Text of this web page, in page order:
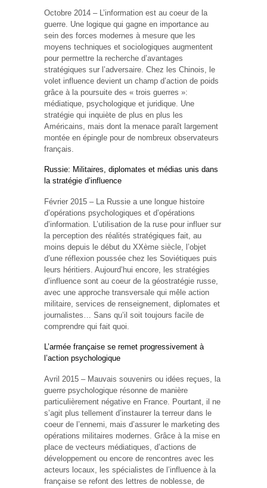
Octobre 2014 – L’information est au coeur de la
guerre. Une logique qui gagne en importance au
sein des forces modernes à mesure que les
moyens techniques et sociologiques augmentent
pour permettre la recherche d’avantages
stratégiques sur l’adversaire. Chez les Chinois, le
volet influence devient un champ d’action de poids
grâce à la poursuite des « trois guerres »:
médiatique, psychologique et juridique. Une
stratégie qui inquiète de plus en plus les
Américains, mais dont la menace paraît largement
montée en épingle pour de nombreux observateurs
français.
Russie: Militaires, diplomates et médias unis dans
la stratégie d’influence
Février 2015 – La Russie a une longue histoire
d’opérations psychologiques et d’opérations
d’information. L’utilisation de la ruse pour influer sur
la perception des réalités stratégiques fait, au
moins depuis le début du XXème siècle, l’objet
d’une réflexion poussée chez les Soviétiques puis
leurs héritiers. Aujourd’hui encore, les stratégies
d’influence sont au coeur de la géostratégie russe,
avec une approche transversale qui mêle action
militaire, services de renseignement, diplomates et
journalistes… Sans qu’il soit toujours facile de
comprendre qui fait quoi.
L’armée française se remet progressivement à
l’action psychologique
Avril 2015 – Mauvais souvenirs ou idées reçues, la
guerre psychologique résonne de manière
particulièrement négative en France. Pourtant, il ne
s’agit plus tellement d’instaurer la terreur dans le
coeur de l’ennemi, mais d’assurer le marketing des
opérations militaires modernes. Grâce à la mise en
place de vecteurs médiatiques, d’actions de
développement ou encore de rencontres avec les
acteurs locaux, les spécialistes de l’influence à la
française se refont des lettres de noblesse, de